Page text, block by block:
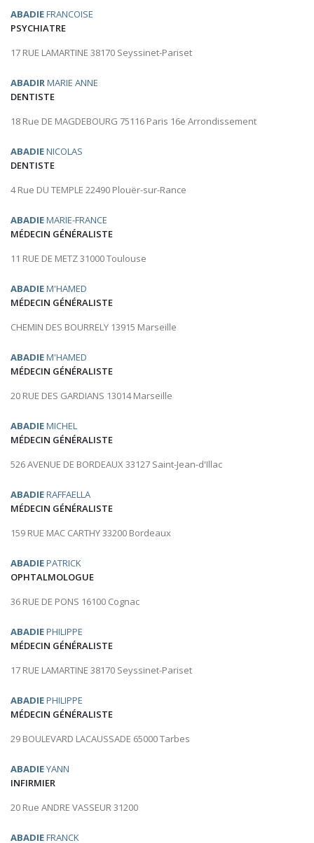
ABADIEFRANCOISE
PSYCHIATRE
17 RUE LAMARTINE 38170 Seyssinet-Pariset
ABADIRMARIE ANNE
DENTISTE
18 Rue DE MAGDEBOURG 75116 Paris 16e Arrondissement
ABADIENICOLAS
DENTISTE
4 Rue DU TEMPLE 22490 Plouër-sur-Rance
ABADIEMARIE-FRANCE
MÉDECIN GÉNÉRALISTE
11 RUE DE METZ 31000 Toulouse
ABADIEM'HAMED
MÉDECIN GÉNÉRALISTE
CHEMIN DES BOURRELY 13915 Marseille
ABADIEM'HAMED
MÉDECIN GÉNÉRALISTE
20 RUE DES GARDIANS 13014 Marseille
ABADIEMICHEL
MÉDECIN GÉNÉRALISTE
526 AVENUE DE BORDEAUX 33127 Saint-Jean-d'Illac
ABADIERAFFAELLA
MÉDECIN GÉNÉRALISTE
159 RUE MAC CARTHY 33200 Bordeaux
ABADIEPATRICK
OPHTALMOLOGUE
36 RUE DE PONS 16100 Cognac
ABADIEPHILIPPE
MÉDECIN GÉNÉRALISTE
17 RUE LAMARTINE 38170 Seyssinet-Pariset
ABADIEPHILIPPE
MÉDECIN GÉNÉRALISTE
29 BOULEVARD LACAUSSADE 65000 Tarbes
ABADIEYANN
INFIRMIER
20 Rue ANDRE VASSEUR 31200
ABADIEFRANCK